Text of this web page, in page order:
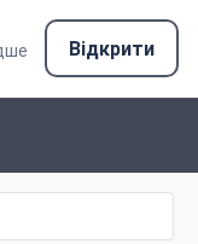
Відкрити